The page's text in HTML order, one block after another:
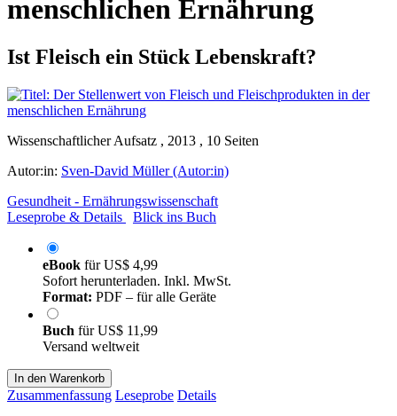
menschlichen Ernährung
Ist Fleisch ein Stück Lebenskraft?
Wissenschaftlicher Aufsatz , 2013 , 10 Seiten
Autor:in: Sven-David Müller (Autor:in)
Gesundheit - Ernährungswissenschaft
Leseprobe & Details
Blick ins Buch
eBook fürUS$ 4,99
Sofort herunterladen. Inkl. MwSt.
Format: PDF – für alle Geräte
Buch fürUS$ 11,99
Versand weltweit
In den Warenkorb
Zusammenfassung Leseprobe Details